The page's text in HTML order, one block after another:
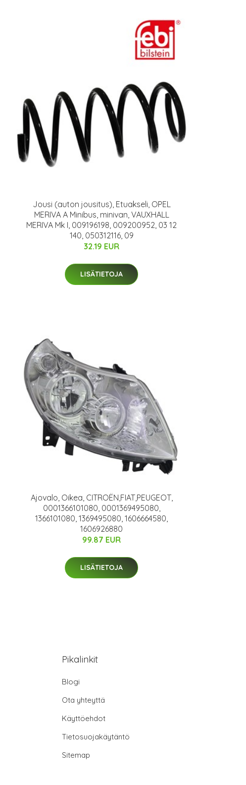
Jousi (auton jousitus), Etuakseli, OPEL
MERIVA A Minibus, minivan, VAUXHALL
MERIVA Mk I, 009196198, 009200952, 03 12
140, 050312116, 09
32.19 EUR
LISÄTIETOJA
Ajovalo, Oikea, CITROËN,FIAT,PEUGEOT,
0001366101080, 0001369495080,
1366101080, 1369495080, 1606664580,
1606926880
99.87 EUR
LISÄTIETOJA
Pikalinkit
Blogi
Ota yhteyttä
Käyttöehdot
Tietosuojakäytäntö
Sitemap